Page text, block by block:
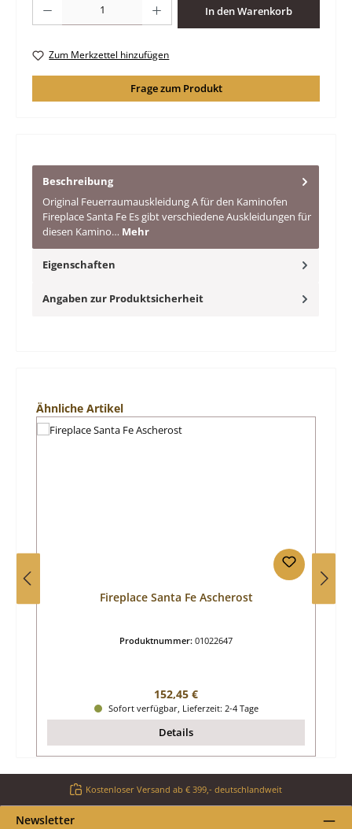
In den Warenkorb
Zum Merkzettel hinzufügen
Frage zum Produkt
Beschreibung
Original Feuerraumauskleidung A für den Kaminofen
Fireplace Santa Fe Es gibt verschiedene Auskleidungen für
diesen Kamino… Mehr
Eigenschaften
Angaben zur Produktsicherheit
Produktgalerie überspringen
Ähnliche Artikel
Fireplace Santa Fe Ascherost
Produktnummer: 01022647
Regulärer Preis:
152,45 €
Sofort verfügbar, Lieferzeit: 2-4 Tage
Details
Kostenloser Versand ab € 399,- deutschlandweit
Newsletter